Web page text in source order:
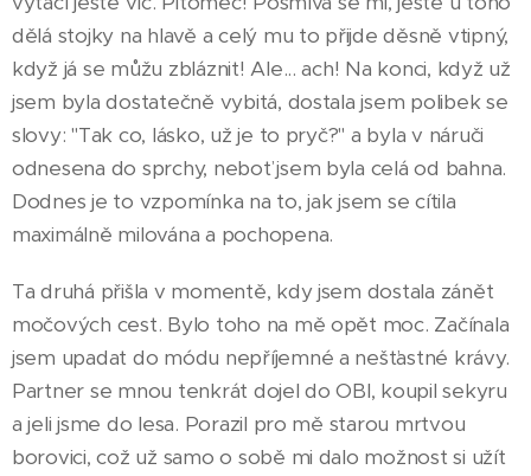
dělá stojky na hlavě a celý mu to přijde děsně vtipný,
když já se můžu zbláznit! Ale... ach! Na konci, když už
jsem byla dostatečně vybitá, dostala jsem polibek se
slovy: "Tak co, lásko, už je to pryč?" a byla v náruči
odnesena do sprchy, neboť jsem byla celá od bahna.
Dodnes je to vzpomínka na to, jak jsem se cítila
maximálně milována a pochopena.
Ta druhá přišla v momentě, kdy jsem dostala zánět
močových cest. Bylo toho na mě opět moc. Začínala
jsem upadat do módu nepříjemné a nešťastné krávy.
Partner se mnou tenkrát dojel do OBI, koupil sekyru
a jeli jsme do lesa. Porazil pro mě starou mrtvou
borovici, což už samo o sobě mi dalo možnost si užít